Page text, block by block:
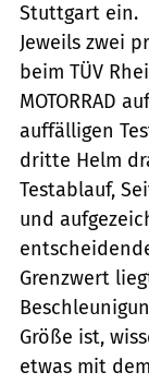
Stuttgart ein.
Jeweils zwei
beim TÜV
MOTORRAD
auffälligen
dritte Helm
Testablauf,
und
Grenzwert
Größe ist,
etwas mit